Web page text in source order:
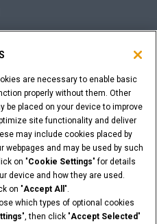
Gizlilik Politikasi
hakkı mahfuzdur, CASE ve CNH
are necessary to enable basic
properly without them. Other
be placed on your device to improve
site functionality and deliver
may include cookies placed by
webpages and may be used by such
on "Cookie Settings" for details
device and how they are used.
on "Accept All ".
which types of optional cookies
", then click "Accept Selected"